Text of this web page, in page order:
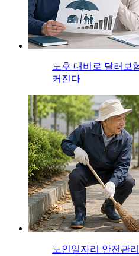
노후 대비로 달러보
커진다
노인일자리 안전관